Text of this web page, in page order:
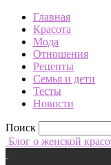
Главная
Красота
Мода
Отношения
Рецепты
Семья и дети
Тесты
Новости
Поиск
Блог о женской